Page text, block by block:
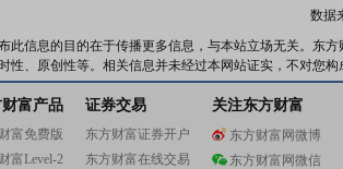
数据
此信息的目的在于传播更多信息，与本站立场无关。东
性、原创性等。相关信息并未经过本网站证实，不对您
富产品
富免费版
富Level-2
证券交易
东方财富证券开户
东方财富在线交易
关注东方财富
东方财富网微博
东方财富网微信